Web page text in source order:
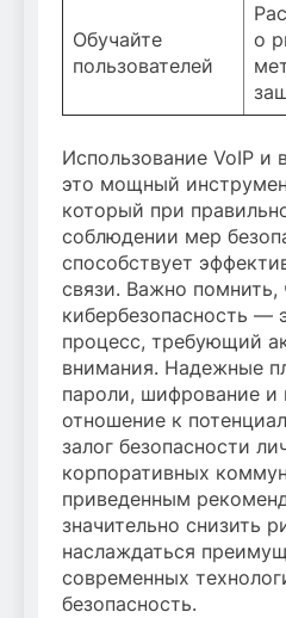
Обучайте
пользователей
о
Использование VoIP и
это мощный
который при
соблюдении мер
способствует
связи. Важно помнить,
кибербезопасность —
процесс, требующий
внимания. Надежные
пароли, шифрование и
отношение к
залог безопасности
корпоративных
приведенным
значительно снизить
наслаждаться
современных
безопасность.